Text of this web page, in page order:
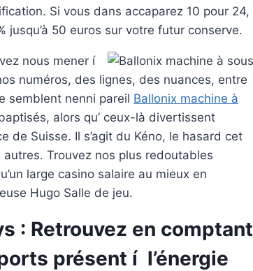
Si vous dans accaparez 10 pour 24,
50 euros sur votre futur conserve.
nous mener í
numéros, des lignes, des nuances, entre
semblent nenni pareil Ballonix machine à
alors qu’ ceux-là divertissent
de Suisse. Il s’agit du Kéno, le hasard cet
Trouvez nos plus redoutables
large casino salaire au mieux en
Hugo Salle de jeu.
: Retrouvez en comptant
présent í l’énergie